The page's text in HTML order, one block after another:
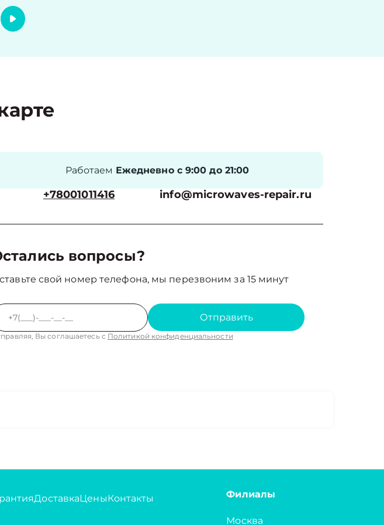
Работаем Ежедневно с 9:00 до 21:00
+78001011416 info@microwaves-repair.ru
вопросы?
свой номер телефона, мы перезвоним за 15 минут
Отправить
Вы соглашаетесь с Политикой конфиденциальности
ДоставкаЦеныКонтакты Филиалы
Москва